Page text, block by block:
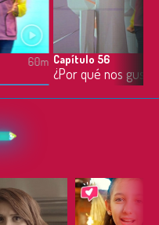
60m Capítulo 56